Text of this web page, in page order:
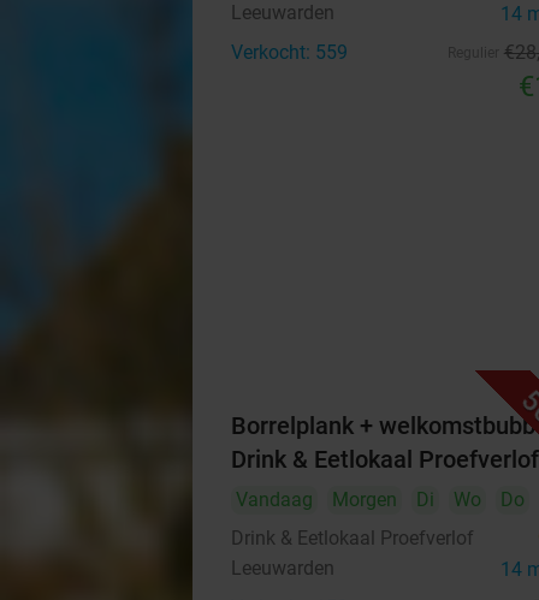
Leeuwarden 14
Verkocht: 559 €28
Borrelplank +
Drink & Eetlokaal Proefverlof
Vandaag Morgen Di Wo Do
Drink & Eetlokaal Proefverlof
Leeuwarden 14